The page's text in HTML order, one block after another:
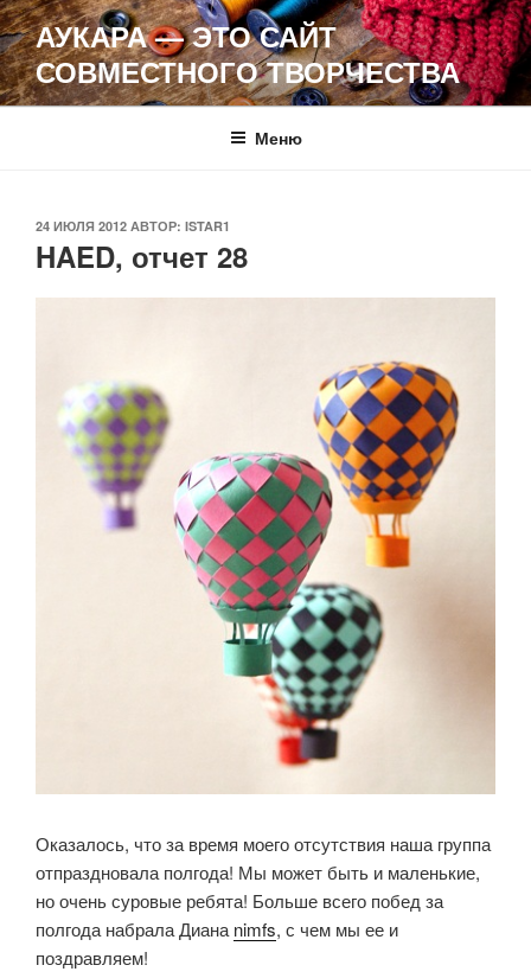
Перейти
к
содержимому
АУКАРА — ЭТО САЙТ
СОВМЕСТНОГО ТВОРЧЕСТВА
Меню
ОПУБЛИКОВАНО
24 ИЮЛЯ 2012 АВТОР: ISTAR1
HAED, отчет 28
Оказалось, что за время моего отсутствия наша группа
отпраздновала полгода! Мы может быть и маленькие,
но очень суровые ребята! Больше всего побед за
полгода набрала Дианаnimfs, с чем мы ее и
поздравляем!